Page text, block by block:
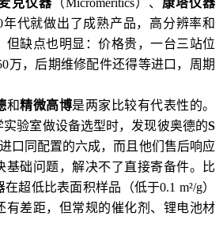
克仪器（Micromeritics）、 康塔仪器
年代就做出了成熟产品，高分辨率和
但缺点也明显：价格贵，一台三站位
万，后期维修配件还得等进口，周期
和精微高博是两家比较有代表性的。
验室做设备选型时，发现彼奥德的S
口同配置的六成，而且他们售后响应
础问题，解决不了直接寄备件。比
超低比表面积样品（低于0.1 m²/g）
有差距，但常规的催化剂、锂电池材